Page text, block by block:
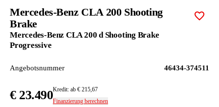
Mercedes-Benz CLA 200 Shooting
Brake
Mercedes-Benz CLA 200 d Shooting Brake
Progressive
Zur
Angebotsnummer 46434-374511
€ 23.490Kredit: ab € 215,67
Finanzierung berechnen